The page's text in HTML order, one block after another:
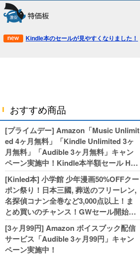
Kindle本のセールが見やすくなりました！
おすすめ商品
[プライムデー] Amazon「Music Unlimit
ed 4ヶ月無料」「Kindle Unlimited 3ヶ
月無料」「Audible 3ヶ月無料」キャン
ペーン実施中！Kindle本半額セール HU
NTER×HUNTERなど集英社、無職転生,
幼女戦記などKADOKAWA、キャプテン
翼100円セールも！
[Kinled本] 小学館 少年漫画50%OFFクー
ポン祭り！日本三國, 葬送のフリーレン,
名探偵コナン全巻など3,000点以上！ま
とめ買いのチャンス！GWセール開始！
人気コミック多数 カドカワ祭やIT関連本
がセールに！
[3ヶ月99円] Amazon ボイスブック配信
サービス「Audible 3ヶ月99円」キャン
ペーン実施中！